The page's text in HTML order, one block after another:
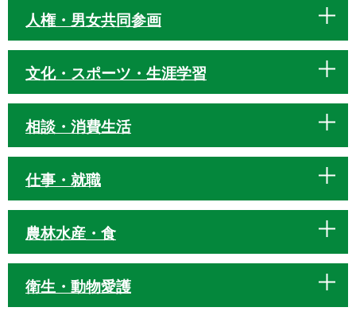
人権・男女共同参画
文化・スポーツ・生涯学習
相談・消費生活
仕事・就職
農林水産・食
衛生・動物愛護